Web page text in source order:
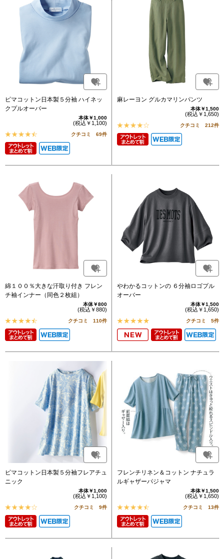
ピマコットン日本製５分袖 ハイネッ
クプルオーバー
本体￥1,000
(税込￥1,100)
クチコミ 69件
麻レーヨン グルカマリンパンツ
本体￥1,500
(税込￥1,650)
クチコミ 212件
綿１００％大きな汗取り付き フレン
チ袖インナー（同色２枚組）
本体￥800
(税込￥880)
クチコミ 110件
やわかるコットンの ６分袖ロゴプル
オーバー
本体￥1,500
(税込￥1,650)
クチコミ 5件
ピマコットン日本製５分袖フレアチュ
ニック
本体￥1,000
(税込￥1,100)
クチコミ 9件
フレンチリネン＆コットン ナチュラ
ルギャザーパジャマ
本体￥1,500
(税込￥1,650)
クチコミ 13件